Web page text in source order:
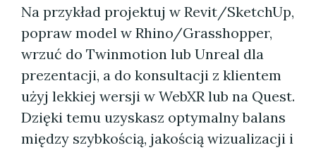
Na przykład projektuj w Revit/SketchUp,
popraw model w Rhino/Grasshopper,
wrzuć do Twinmotion lub Unreal dla
prezentacji, a do konsultacji z klientem
użyj lekkiej wersji w WebXR lub na Quest.
Dzięki temu uzyskasz optymalny balans
między szybkością, jakością wizualizacji i